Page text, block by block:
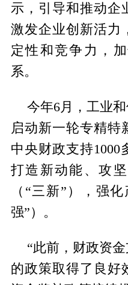
示，引导和推动企
激发企业创新活力
定性和竞争力，
系。
今年6月，工业
启动新一轮专精特
中央财政支持1000
打造新动能、攻
（“三新”），强
强”）。
“此前，财政资
的政策取得了良好